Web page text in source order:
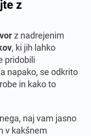
z
z nadrejenim
, ki jih lahko
pridobili
napako, se odkrito
in kako to
naj vam jasno
v kakšnem